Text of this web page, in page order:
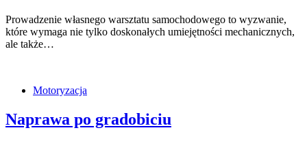
Prowadzenie własnego warsztatu samochodowego to wyzwanie,
które wymaga nie tylko doskonałych umiejętności mechanicznych,
ale także…
Motoryzacja
Naprawa po gradobiciu